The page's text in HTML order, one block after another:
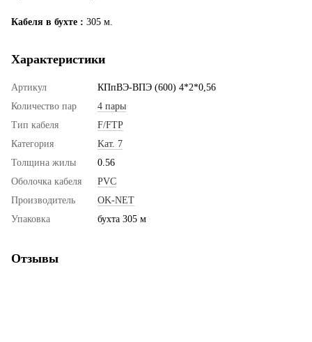
Кабеля в бухте : 305 м.
Характеристики
Артикул
КПпВЭ-ВПЭ (600) 4*2*0,56
Количество пар
4 пары
Тип кабеля
F/FTP
Категория
Kaт. 7
Толщина жилы
0.56
Оболочка кабеля
PVC
Производитель
OK-NET
Упаковка
бухта 305 м
Отзывы